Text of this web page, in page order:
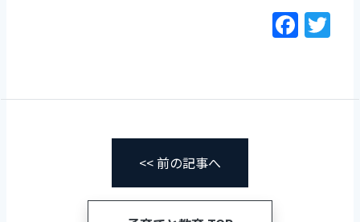
F
a
eer
<< 前の記事へ